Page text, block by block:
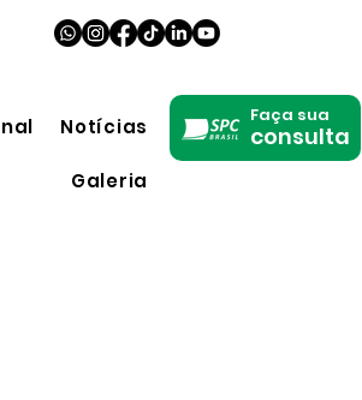
Notícias
Galeria
Faça sua
consulta